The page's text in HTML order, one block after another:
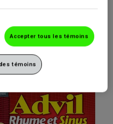
Accepter tous les témoins
témoins